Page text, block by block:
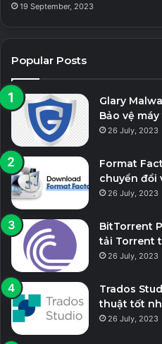
19 September, 2023
Popular Posts
Glary
Bảo vệ
26 July, 2023
Format
chuyển đổi
26 July, 2023
BitTorrent
tải Torrent
26 July, 2023
Trados
thuật tốt
26 July, 2023